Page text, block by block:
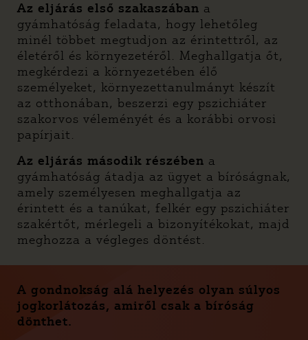
Az eljárás első szakaszában a
gyámhatóság feladata, hogy lehetőleg
minél többet megtudjon az érintettről, az
életéről és környezetéről. Meghallgatja őt,
megkérdezi a környezetében élő
személyeket, környezettanulmányt készít
az otthonában, beszerzi egy pszichiáter
szakorvos véleményét és a korábbi orvosi
papírjait.
Az eljárás második részében a
gyámhatóság átadja az ügyet a bíróságnak,
amely személyesen meghallgatja az
érintett és a tanúkat, felkér egy pszichiáter
szakértőt, mérlegeli a bizonyítékokat, majd
meghozza a végleges döntést.
A gondnokság alá helyezés olyan súlyos
jogkorlátozás, amiről csak a bíróság
dönthet.